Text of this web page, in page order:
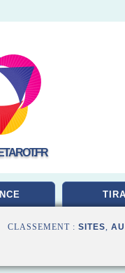
CLASSEMENT : SITES,